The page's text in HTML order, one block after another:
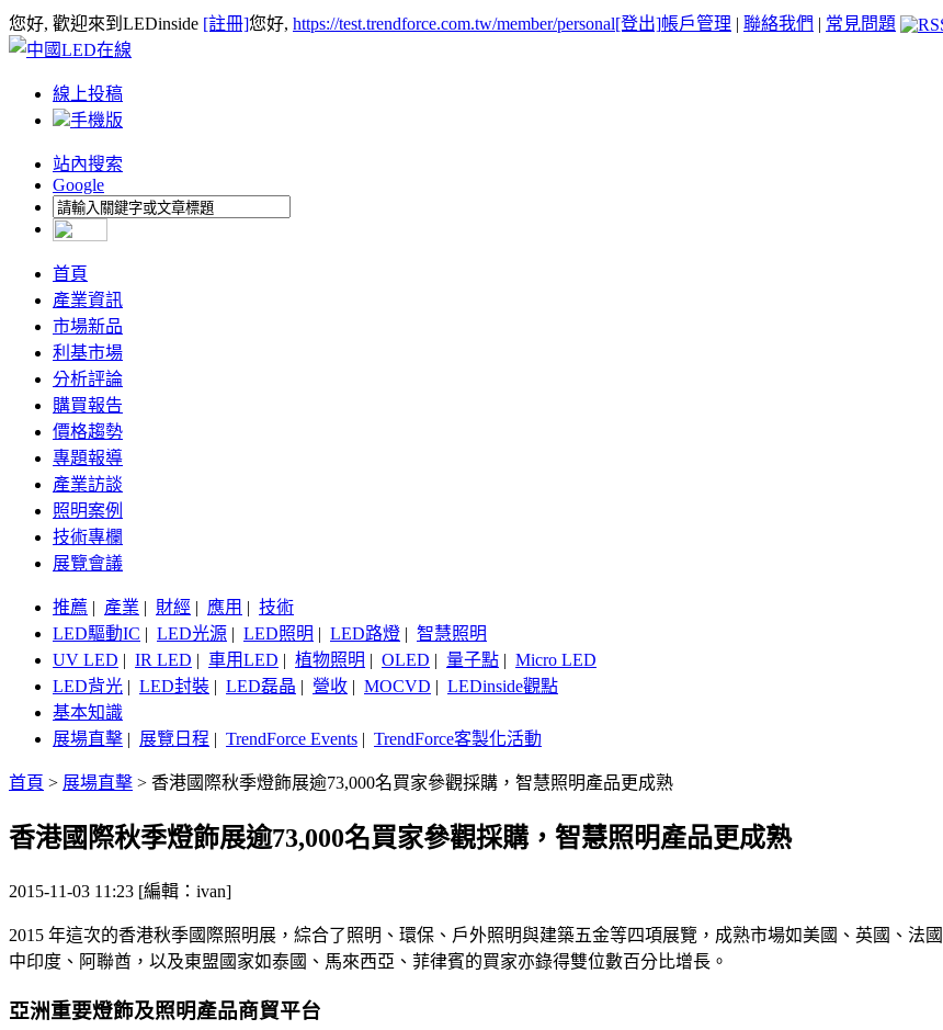
您好, 歡迎來到LEDinside [註冊]您好, https://test.trendforce.com.tw/member/personal[登出]帳戶管理 | 聯絡我們 | 常見問題
線上投稿
手機版
站內搜索
Google
首頁
產業資訊
市場新品
利基市場
分析評論
購買報告
價格趨勢
專題報導
產業訪談
照明案例
技術專欄
展覽會議
推薦 | 產業 | 財經 | 應用 | 技術
LED驅動IC | LED光源 | LED照明 | LED路燈 | 智慧照明
UV LED | IR LED | 車用LED | 植物照明 | OLED | 量子點 | Micro LED
LED背光 | LED封裝 | LED磊晶 | 營收 | MOCVD | LEDinside觀點
基本知識
展場直擊 | 展覽日程 | TrendForce Events | TrendForce客製化活動
首頁 > 展場直擊 > 香港國際秋季燈飾展逾73,000名買家參觀採購，智慧照明產品更成熟
香港國際秋季燈飾展逾73,000名買家參觀採購，智慧照明產品更成熟
2015-11-03 11:23 [編輯：ivan]
2015 年這次的香港秋季國際照明展，綜合了照明、環保、戶外照明與建築五金等四項展覽，成熟市場如美國、英國、法
中印度、阿聯酋，以及東盟國家如泰國、馬來西亞、菲律賓的買家亦錄得雙位數百分比增長。
亞洲重要燈飾及照明產品商貿平台